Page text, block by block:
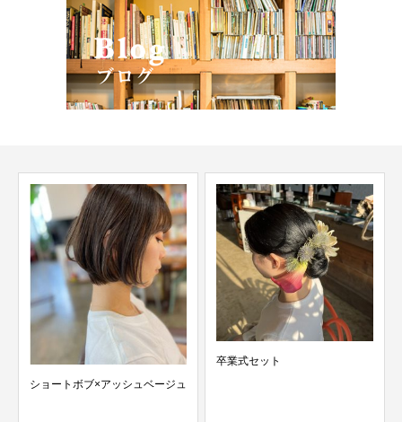
卒業式セット